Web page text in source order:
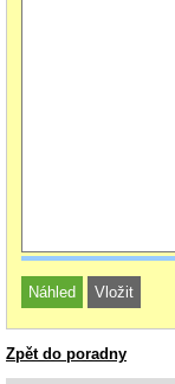
Zpět do poradny